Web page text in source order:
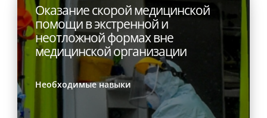
Оказание скорой медицинской
помощи в экстренной и
неотложной формах вне
медицинской организации
Необходимые навыки